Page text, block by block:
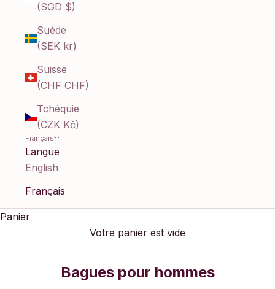
(SGD $)
Suède
(SEK kr)
Suisse
(CHF CHF)
Tchéquie
(CZK Kč)
Français
Langue
English
Français
Panier
Votre panier est vide
Bagues pour hommes